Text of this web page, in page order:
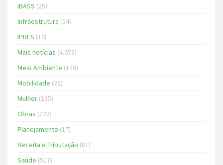
IBASS (25)
Infraestrutura (54)
IPRES (10)
Mais notícias (4.073)
Meio Ambiente (170)
Mobilidade (22)
Mulher (135)
Obras (222)
Planejamento (17)
Receita e Tributação (81)
Saúde (517)